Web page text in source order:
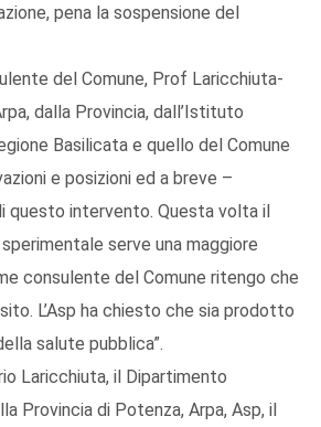
pena la sospensione del
del Comune, Prof Laricchiuta-
dalla Provincia, dall’Istituto
Basilicata e quello del Comune
e posizioni ed a breve –
questo intervento. Questa volta il
serve una maggiore
consulente del Comune ritengo che
L’Asp ha chiesto che sia prodotto
salute pubblica”.
Laricchiuta, il Dipartimento
Provincia di Potenza, Arpa, Asp, il